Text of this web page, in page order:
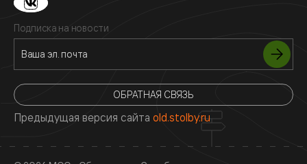
Подписка на новости
ОБРАТНАЯ СВЯЗЬ
Предыдущая версия сайта old.stolby.ru